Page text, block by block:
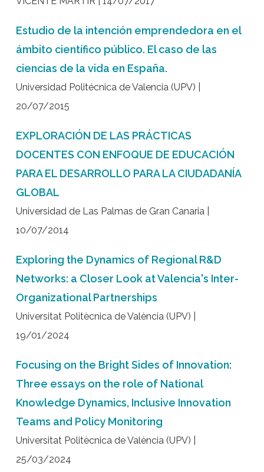
Estudio de la intención emprendedora en el
ámbito científico público. El caso de las
ciencias de la vida en España.
Universidad Politécnica de Valencia (UPV) |
20/07/2015
EXPLORACIÓN DE LAS PRÁCTICAS
DOCENTES CON ENFOQUE DE EDUCACIÓN
PARA EL DESARROLLO PARA LA CIUDADANÍA
GLOBAL
Universidad de Las Palmas de Gran Canaria |
10/07/2014
Exploring the Dynamics of Regional R&D
Networks: a Closer Look at Valencia's Inter-
Organizational Partnerships
Universitat Politècnica de València (UPV) |
19/01/2024
Focusing on the Bright Sides of Innovation:
Three essays on the role of National
Knowledge Dynamics, Inclusive Innovation
Teams and Policy Monitoring
Universitat Politècnica de València (UPV) |
25/03/2024